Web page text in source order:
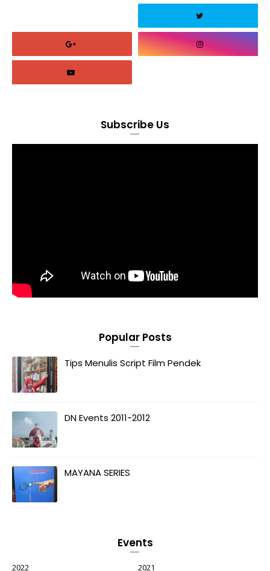
Subscribe Us
Popular Posts
Tips Menulis Script Film Pendek
DN Events 2011-2012
MAYANA SERIES
Events
2022 2021